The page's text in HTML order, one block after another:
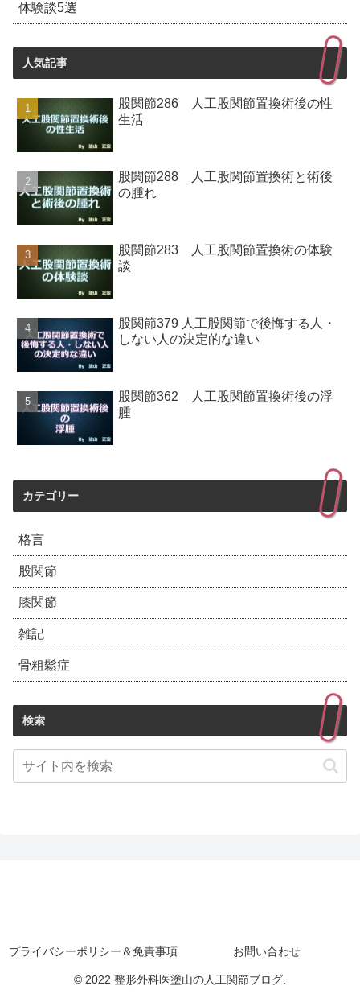
体験談5選
人気記事
股関節286 人工股関節置換術後の性
生活
股関節288 人工股関節置換術と術後
の腫れ
股関節283 人工股関節置換術の体験
談
股関節379 人工股関節で後悔する人・
しない人の決定的な違い
股関節362 人工股関節置換術後の浮
腫
カテゴリー
格言
股関節
膝関節
雑記
骨粗鬆症
検索
プライバシーポリシー＆免責事項 お問い合わせ
© 2022 整形外科医塗山の人工関節ブログ.